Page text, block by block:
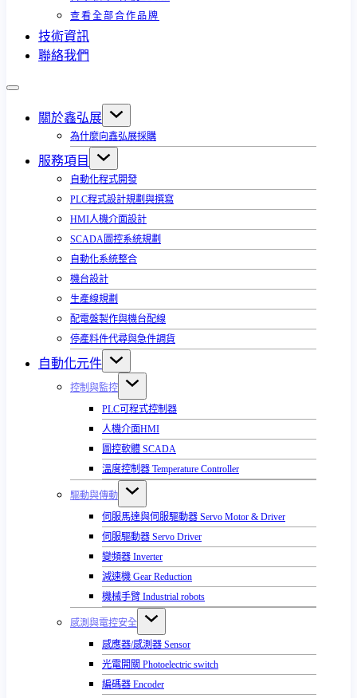
查看全部合作品牌
技術資訊
聯絡我們
關於鑫弘展
為什麼向鑫弘展採購
服務項目
自動化程式開發
PLC程式設計規劃與撰寫
HMI人機介面設計
SCADA圖控系統規劃
自動化系統整合
機台設計
生產線規劃
配電盤製作與機台配線
停產料件代尋與急件調貨
自動化元件
控制與監控
PLC可程式控制器
人機介面HMI
圖控軟體 SCADA
溫度控制器 Temperature Controller
驅動與傳動
伺服馬達與伺服驅動器 Servo Motor & Driver
伺服驅動器 Servo Driver
變頻器 Inverter
減速機 Gear Reduction
機械手臂 Industrial robots
感測與電控安全
感應器/感測器 Sensor
光電開關 Photoelectric switch
編碼器 Encoder